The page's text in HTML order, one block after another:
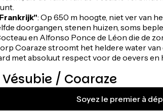
: Op 650 m hoogte, niet ver van
doorgangen, stenen huizen, soms
en Alfonso Ponce de Léon die de
Coaraze stroomt het heldere water
met absoluut respect voor de oevers en
Vésubie / Coaraze
Soyez le premier à